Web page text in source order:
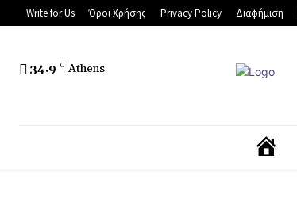
Write for Us Όροι Χρήσης Privacy Policy Διαφήμιση
34.9 C Athens